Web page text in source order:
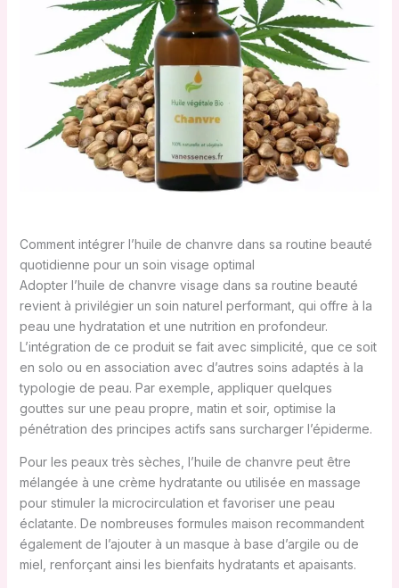
Comment intégrer l’huile de chanvre dans sa routine beauté
quotidienne pour un soin visage optimal
Adopter l’huile de chanvre visage dans sa routine beauté
revient à privilégier un soin naturel performant, qui offre à la
peau une hydratation et une nutrition en profondeur.
L’intégration de ce produit se fait avec simplicité, que ce soit
en solo ou en association avec d’autres soins adaptés à la
typologie de peau. Par exemple, appliquer quelques
gouttes sur une peau propre, matin et soir, optimise la
pénétration des principes actifs sans surcharger l’épiderme.
Pour les peaux très sèches, l’huile de chanvre peut être
mélangée à une crème hydratante ou utilisée en massage
pour stimuler la microcirculation et favoriser une peau
éclatante. De nombreuses formules maison recommandent
également de l’ajouter à un masque à base d’argile ou de
miel, renforçant ainsi les bienfaits hydratants et apaisants.